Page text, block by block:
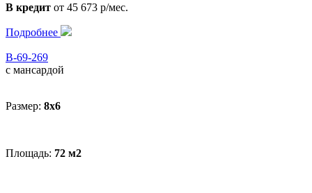
В кредит от 45 673 р/мес.
Подробнее
В-69-269
с мансардой
Размер: 8x6
Площадь: 72 м2